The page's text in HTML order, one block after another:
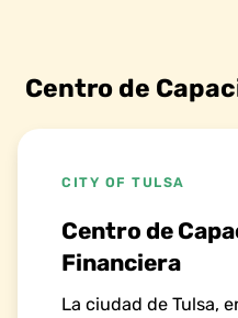
Centro de
CITY OF TULSA
Centro de
Financiera
La ciudad de Tulsa,